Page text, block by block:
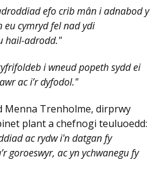
efo crib mân i adnabod y
eu cymryd fel nad ydi
hail-adrodd."
i wneud popeth sydd ei
ac i’r dyfodol."
Menna Trenholme, dirprwy
plant a chefnogi teuluoedd:
ac rydw i'n datgan fy
goroeswyr, ac yn ychwanegu fy